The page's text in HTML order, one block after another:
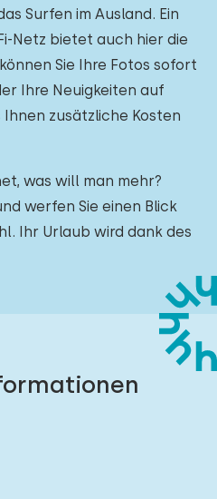
Surfen im Ausland. Ein
Netz bietet auch hier die
Sie Ihre Fotos sofort
Ihre Neuigkeiten auf
zusätzliche Kosten
was will man mehr?
werfen Sie einen Blick
Ihr Urlaub wird dank des